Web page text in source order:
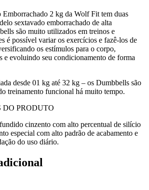
2 kg da Wolf Fit tem duas
sextavado emborrachado de alta
são muito utilizados em treinos e
é possível variar os exercícios e fazê-los de
os estímulos para o corpo,
e evoluindo seu condicionamento de forma
desde 01 kg até 32 kg – os Dumbbells são
treinamento funcional há muito tempo.
DO PRODUTO
cinzento com alto percentual de silício
especial com alto padrão de acabamento e
do uso diário.